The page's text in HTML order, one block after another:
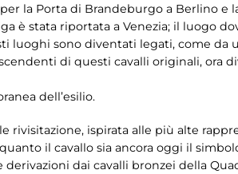
la Porta di Brandeburgo a Berlino e
è stata riportata a Venezia; il luogo
luoghi sono diventati legati, come da
di questi cavalli originali, ora
dell’esilio.
rivisitazione, ispirata alle più alte
il cavallo sia ancora oggi il
dai cavalli bronzei della